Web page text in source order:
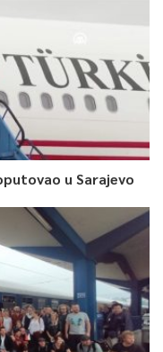
u Sarajevo